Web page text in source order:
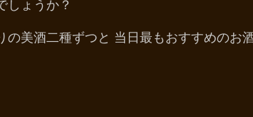
しょうか？
美酒二種ずつと 当日最もおすすめのお